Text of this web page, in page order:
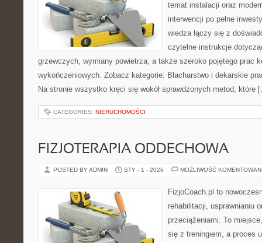
temat instalacji oraz
interwencji po pełne
wiedza łączy się z
czytelne instrukcje
grzewczych, wymiany powietrza, a także szeroko pojętego prac
wykończeniowych. Zobacz kategorie: Blacharstwo i dekarskie
Na stronie wszystko kręci się wokół sprawdzonych metod, które
CATEGORIES: NIERUCHOMOŚCI
FIZJOTERAPIA ODDECHOWA
POSTED BY ADMIN STY - 1 - 2026 MOŻLIWOŚĆ
FizjoCoach.pl to
rehabilitacji, usprawnianiu
przeciążeniami. To
się z treningiem, a proces